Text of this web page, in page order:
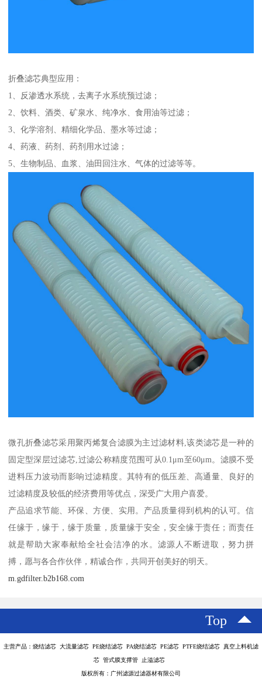
折叠滤芯典型应用：
1、反渗透水系统，去离子水系统预过滤；
2、饮料、酒类、矿泉水、纯净水、食用油等过滤；
3、化学溶剂、精细化学品、墨水等过滤；
4、药液、药剂、药剂用水过滤；
5、生物制品、血浆、油田回注水、气体的过滤等等。
微孔折叠滤芯采用聚丙烯复合滤膜为主过滤材料,该类滤芯是一种的
固定型深层过滤芯,过滤公称精度范围可从0.1μm至60μm。滤膜不受
进料压力波动而影响过滤精度。其特有的低压差、高通量、良好的
过滤精度及较低的经济费用等优点，深受广大用户喜爱。
产品追求节能、环保、方便、实用。产品质量得到机构的认可。信
任缘于，缘于，缘于质量，质量缘于安全，安全缘于责任；而责任
就是帮助大家奉献给全社会洁净的水。滤源人不断进取，努力拼
搏，愿与各合作伙伴，精诚合作，共同开创美好的明天。
m.gdfilter.b2b168.com
Top
主营产品：烧结滤芯 大流量滤芯 PE烧结滤芯 PA烧结滤芯 PE滤芯 PTFE烧结滤芯 真空上料机滤
芯 管式膜支撑管 止溢滤芯
版权所有：广州滤源过滤器材有限公司